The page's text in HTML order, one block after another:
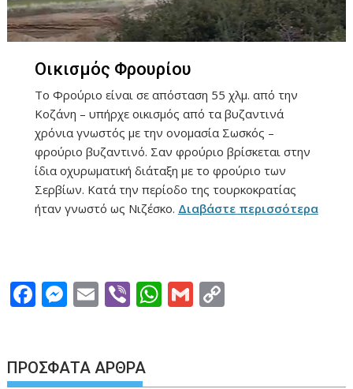
Οικισμός Φρουρίου
Το Φρούριο είναι σε απόσταση 55 χλμ. από την
Κοζάνη – υπήρχε οικισμός από τα βυζαντινά
χρόνια γνωστός με την ονομασία Σωσκός –
φρούριο βυζαντινό. Σαν φρούριο βρίσκεται στην
ίδια οχυρωματική διάταξη με το φρούριο των
Σερβίων. Κατά την περίοδο της τουρκοκρατίας
ήταν γνωστό ως Νιζέσκο. Διαβάστε περισσότερα
F
b
M
e
E
l
Vi W G
ΠΡΌΣΦΑΤΑ ΆΡΘΡΑ